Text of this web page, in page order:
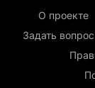
О проекте
Задать